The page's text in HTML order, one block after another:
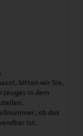
bitten wir Sie,
in dem
ob das
ist.